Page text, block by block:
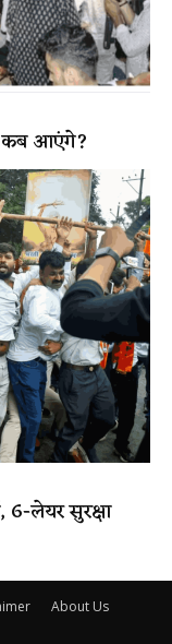
कब आएंगे?
6-लेयर सुरक्षा
About Us